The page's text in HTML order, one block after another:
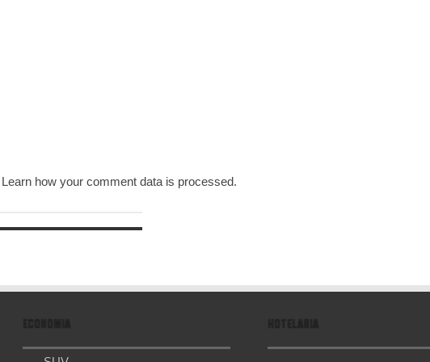
Learn how your comment data is processed.
ECONOMIA HOTELARIA